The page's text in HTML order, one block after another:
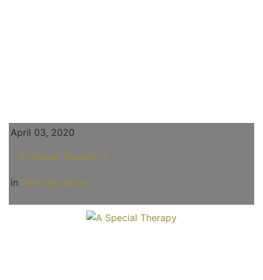
April 03, 2020
A Special Therapy 2
in Miss Decadoria